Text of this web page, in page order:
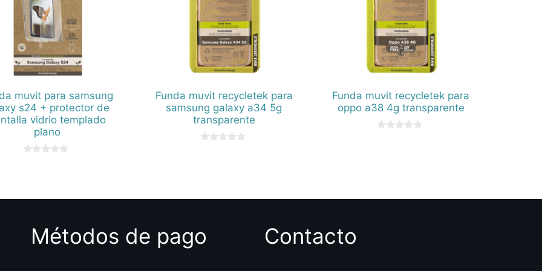
muvit para samsung
s24 + protector de
vidrio templado
plano
Funda muvit recycletek para
samsung galaxy a34 5g
transparente
Funda muvit recycletek para
oppo a38 4g transparente
Métodos de pago Contacto